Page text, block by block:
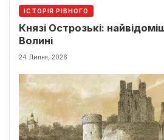
ІСТОРІЯ РІВНОГО
Князі Острозькі:
Волині
24 Липня, 2026